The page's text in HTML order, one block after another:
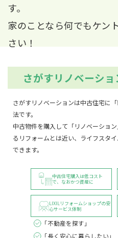
いしました。こちらの
りたいと思います。
3 years ago
え、和室を洋室に変更
たいと相談しました。
き、流石にプロだなと
去しキッチンと天井の
トイレは奥行きの改善
打ち直し工事期間に、
ウッドデッキの追加設
た。店長さん提案の二
す。
家のことなら何でもケン
さい！
さがすリノベーショ
さがすリノベーションは中古住宅に
法です。
中古物件を購入して「リノベーショ
るリフォームとは近い、ライフスタ
できます。
中古住宅購入は低コスト
で、なおかつ資産に
LIXILリフォームショップの安
心サービス体制
「不動産を探す」
「長く安心に暮らしたい」